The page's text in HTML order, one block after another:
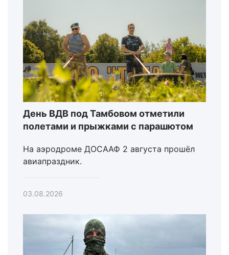
День ВДВ под Тамбовом отметили
полетами и прыжками с парашютом
На аэродроме ДОСААФ 2 августа прошёл
авиапраздник.
03.08.2026